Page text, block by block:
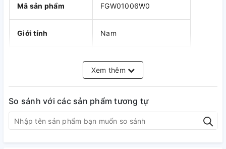
Mã sản phẩm FGW01006W0
Giới tính Nam
Nhật Bản
Thương hiệu Orient
Thời gian bảo
1 năm toàn cầu
Xem thêm
So sánh với các sản phẩm tương tự